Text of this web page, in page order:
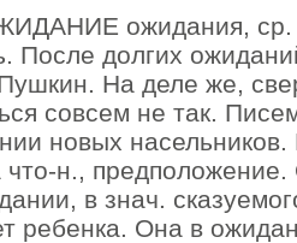
ожидания, ср.
После долгих
На деле же,
совсем не так.
новых
н.,
в знач.
ребенка. Она в